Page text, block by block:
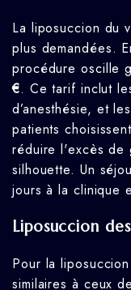
La liposuccion du
plus demandées.
procédure oscille
€. Ce tarif inclut
d’anesthésie, et
patients
réduire l'excès de
silhouette. Un
jours à la clinique
Liposuccion
Pour la
similaires à ceux